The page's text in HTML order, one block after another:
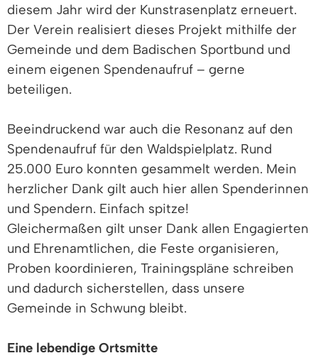
diesem Jahr wird der Kunstrasenplatz erneuert.
Der Verein realisiert dieses Projekt mithilfe der
Gemeinde und dem Badischen Sportbund und
einem eigenen Spendenaufruf – gerne
beteiligen.
Beeindruckend war auch die Resonanz auf den
Spendenaufruf für den Waldspielplatz. Rund
25.000 Euro konnten gesammelt werden. Mein
herzlicher Dank gilt auch hier allen Spenderinnen
und Spendern. Einfach spitze!
Gleichermaßen gilt unser Dank allen Engagierten
und Ehrenamtlichen, die Feste organisieren,
Proben koordinieren, Trainingspläne schreiben
und dadurch sicherstellen, dass unsere
Gemeinde in Schwung bleibt.
Eine lebendige Ortsmitte